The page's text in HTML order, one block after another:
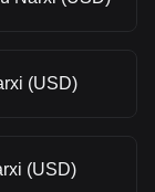
(USD)
(USD)